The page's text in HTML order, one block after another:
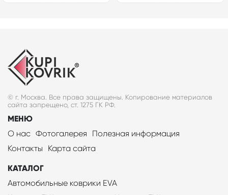
© г. Москва. Все права защищены. Копирование материалов
сайта запрещено, ст. 1275 ГК РФ.
МЕНЮ
О нас Фотогалерея
Полезная информация
Контакты
Карта сайта
КАТАЛОГ
Автомобильные коврики EVA